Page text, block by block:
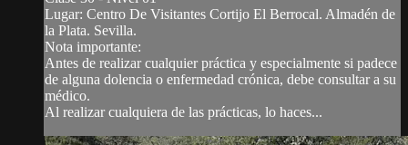
Lugar: Centro De Visitantes Cortijo El Berrocal. Almadén de
la Plata. Sevilla.
Nota importante:
Antes de realizar cualquier práctica y especialmente si padece
de alguna dolencia o enfermedad crónica, debe consultar a su
médico.
Al realizar cualquiera de las prácticas, lo haces...